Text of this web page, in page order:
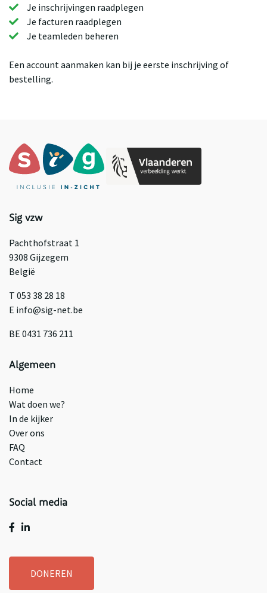
Je inschrijvingen raadplegen
Je facturen raadplegen
Je teamleden beheren
Een account aanmaken kan bij je eerste inschrijving of
bestelling.
Sig vzw
Pachthofstraat 1
9308 Gijzegem
België
T 053 38 28 18
E info@sig-net.be
BE 0431 736 211
Algemeen
Home
Wat doen we?
In de kijker
Over ons
FAQ
Contact
Social media
DONEREN